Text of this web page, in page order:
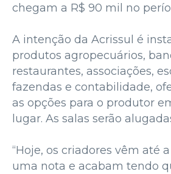
chegam a R$ 90 mil no
A intenção da Acrissul é
produtos agropecuários,
restaurantes, associações,
fazendas e contabilidade,
as opções para o produtor
lugar. As salas serão
“Hoje, os criadores vêm até
uma nota e acabam tendo